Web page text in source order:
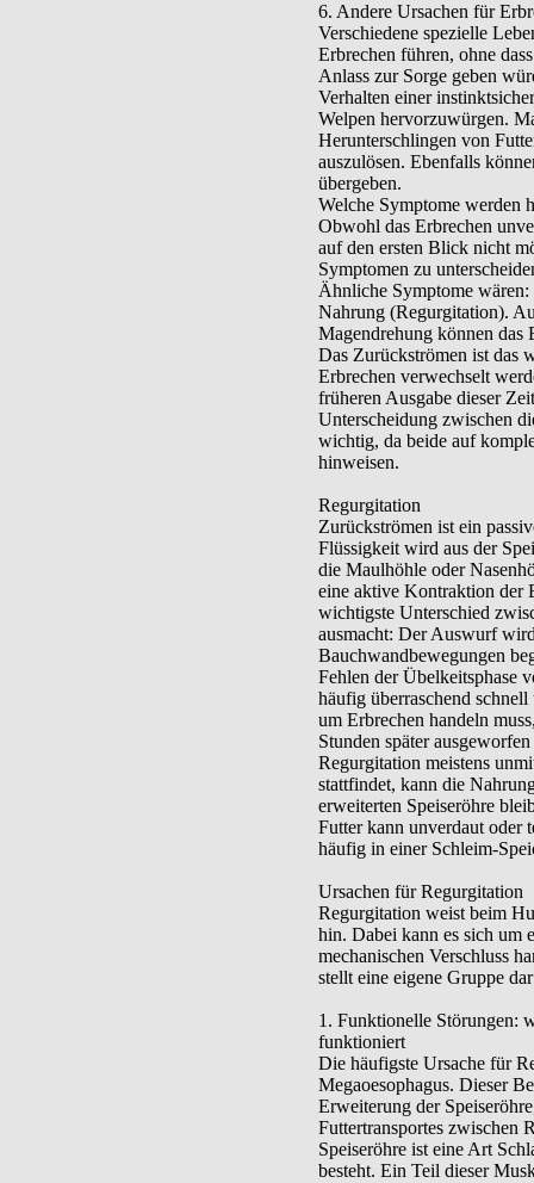
6. Andere Ursachen für
Verschiedene spezielle
Erbrechen führen, ohne
Anlass zur Sorge geben
Verhalten einer
Welpen hervorzuwürgen.
Herunterschlingen von
auszulösen. Ebenfalls
übergeben.
Welche Symptome werden
Obwohl das Erbrechen
auf den ersten Blick nicht
Symptomen zu
Ähnliche Symptome
Nahrung (Regurgitation).
Magendrehung können das
Das Zurückströmen ist das
Erbrechen verwechselt
früheren Ausgabe dieser
Unterscheidung zwischen
wichtig, da beide auf
hinweisen.
Regurgitation
Zurückströmen ist ein
Flüssigkeit wird aus der
die Maulhöhle oder
eine aktive Kontraktion der
wichtigste Unterschied
ausmacht: Der Auswurf
Bauchwandbewegungen
Fehlen der Übelkeitsphase
häufig überraschend
um Erbrechen handeln
Stunden später
Regurgitation meistens
stattfindet, kann die
erweiterten Speiseröhre
Futter kann unverdaut oder
häufig in einer Schleim-
Ursachen für Regurgitation
Regurgitation weist beim
hin. Dabei kann es sich um
mechanischen Verschluss
stellt eine eigene Gruppe
1. Funktionelle Störungen:
funktioniert
Die häufigste Ursache für
Megaoesophagus. Dieser
Erweiterung der
Futtertransportes zwischen
Speiseröhre ist eine Art
besteht. Ein Teil dieser